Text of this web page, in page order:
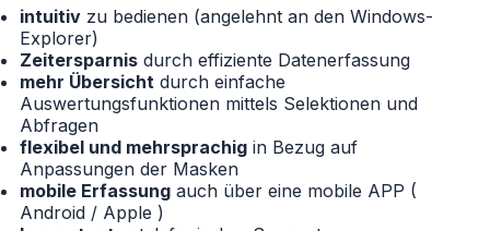
intuitiv zu bedienen (angelehnt an den Windows-
Explorer)
Zeitersparnis durch effiziente Datenerfassung
mehr Übersicht durch einfache
Auswertungsfunktionen mittels Selektionen und
Abfragen
flexibel und mehrsprachig in Bezug auf
Anpassungen der Masken
mobile Erfassung auch über eine mobile APP (
Android / Apple )